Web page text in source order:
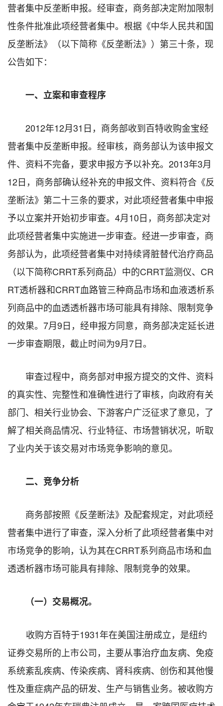
营者集中反垄断申报。经审查，商务部决定附加限制
性条件批准此项经营者集中。根据《中华人民共和国
反垄断法》（以下简称《反垄断法》）第三十条，现
公告如下：
一、立案和审查程序
2012年12月31日，商务部收到百特收购金宝经
营者集中反垄断申报。经审核，商务部认为该申报文
件、资料不完备，要求申报方予以补充。2013年3月
12日，商务部确认经补充的申报文件、资料符合《反
垄断法》第二十三条的要求，对此项经营者集中申报
予以立案并开始初步审查。4月10日，商务部决定对
此项经营者集中实施进一步审查。经进一步审查，商
务部认为，此项经营者集中对持续肾脏替代治疗商品
（以下简称CRRT系列商品）中的CRRT监测仪、CR
RT透析器和CRRT血路管三种商品市场和血液透析系
列商品中的血透透析器市场可能具有排除、限制竞争
的效果。7月9日，经申报方同意，商务部决定延长进
一步审查期限，截止时间为9月7日。
审查过程中，商务部对申报方提交的文件、资料
的真实性、完整性和准确性进行了审核，向政府有关
部门、相关行业协会、下游客户广泛征求了意见，了
解了相关商品情况、行业特征、市场营销状况，听取
了业内关于该交易对市场竞争影响的意见。
二、竞争分析
商务部按照《反垄断法》及配套规定，对此项经
营者集中进行了审查，深入分析了此项经营者集中对
市场竞争的影响，认为其在CRRT系列商品市场和血
透透析器市场可能具有排除、限制竞争的效果。
（一）交易概况。
收购方百特于1931年在美国注册成立，是纽约
证券交易所的上市公司，主要从事治疗血友病、免疫
系统紊乱疾病、传染疾病、肾科疾病、创伤和其他慢
性及重症病产品的研发、生产与销售业务。被收购方